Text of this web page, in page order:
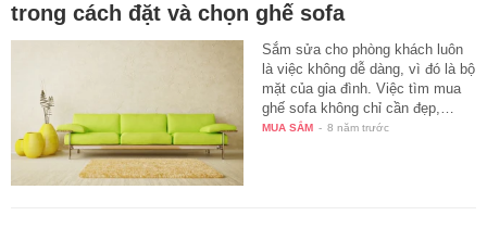
trong cách đặt và chọn ghế sofa
Sắm sửa cho phòng khách luôn
là việc không dễ dàng, vì đó là bộ
mặt của gia đình. Việc tìm mua
ghế sofa không chỉ cần đẹp,…
MUA SẮM - 8 năm trước